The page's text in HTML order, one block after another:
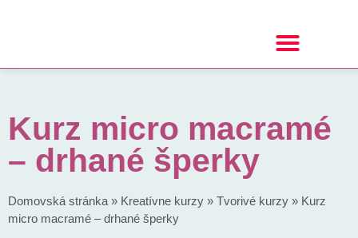
Kurz micro macramé
– drhané šperky
Domovská stránka » Kreatívne kurzy » Tvorivé kurzy » Kurz
micro macramé – drhané šperky